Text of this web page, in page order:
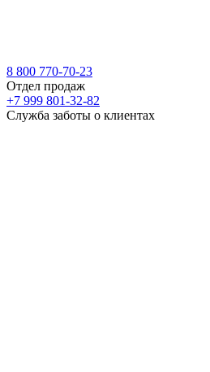
8 800 770-70-23
Отдел продаж
+7 999 801-32-82
Служба заботы о клиентах